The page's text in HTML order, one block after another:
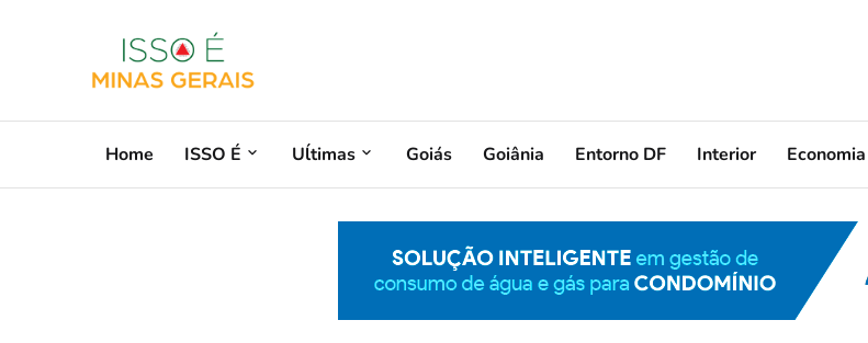
Home ISSO É Uĺtimas Goiás Goiânia Entorno DF Interior Economia